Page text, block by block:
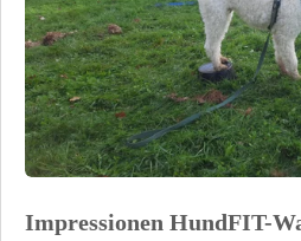
Impressionen HundFIT-